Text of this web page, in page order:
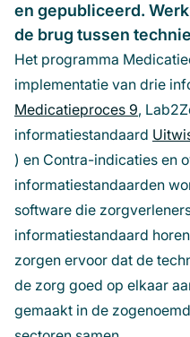
en gepubliceerd.
de brug tussen
Het programma
implementatie van drie
Medicatieproces 9(opent
in
een
nieuw
,
informatiestandaard
(opent
in
een
nieuw
venster)
) en Contra-indicaties en
informatiestandaarden
software die
informatiestandaard
zorgen ervoor dat de
de zorg goed op elkaar
gemaakt in de